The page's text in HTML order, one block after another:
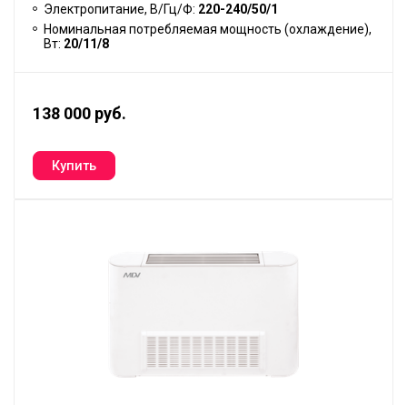
Электропитание, В/Гц/Ф: 220-240/50/1
Номинальная потребляемая мощность (охлаждение),
Вт: 20/11/8
138 000 руб.